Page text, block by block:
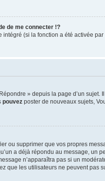
de me connecter !?
(si la fonction a été activée
» depuis la page d’un
pouvez poster de nouveaux sujets,
ou supprimer que vos propres
a déjà répondu au message, un
n’apparaîtra pas si un
que les utilisateurs ne peuvent pas